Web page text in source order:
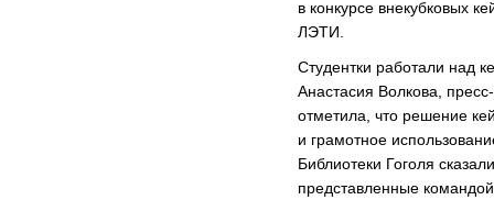
в конкурсе внекубковых
ЛЭТИ.
Студентки работали над
Анастасия Волкова,
отметила, что решение
и грамотное
Библиотеки Гоголя
представленные